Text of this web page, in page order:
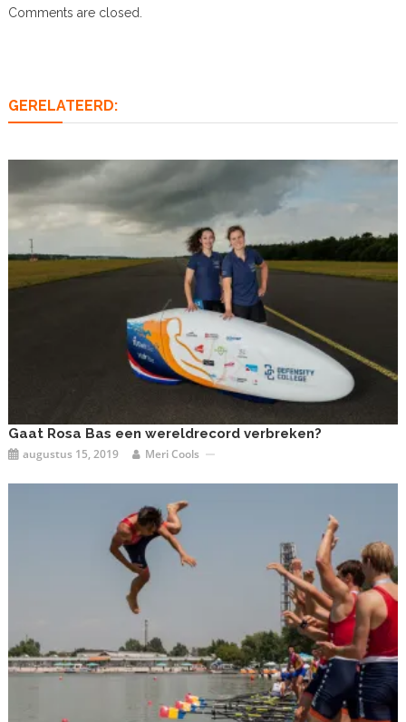
Comments are closed.
GERELATEERD:
Gaat Rosa Bas een wereldrecord verbreken?
augustus 15, 2019 Meri Cools